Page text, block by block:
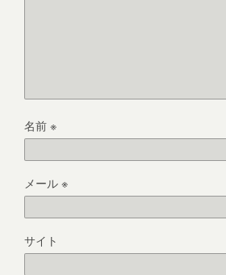
名前※
メール※
サイト